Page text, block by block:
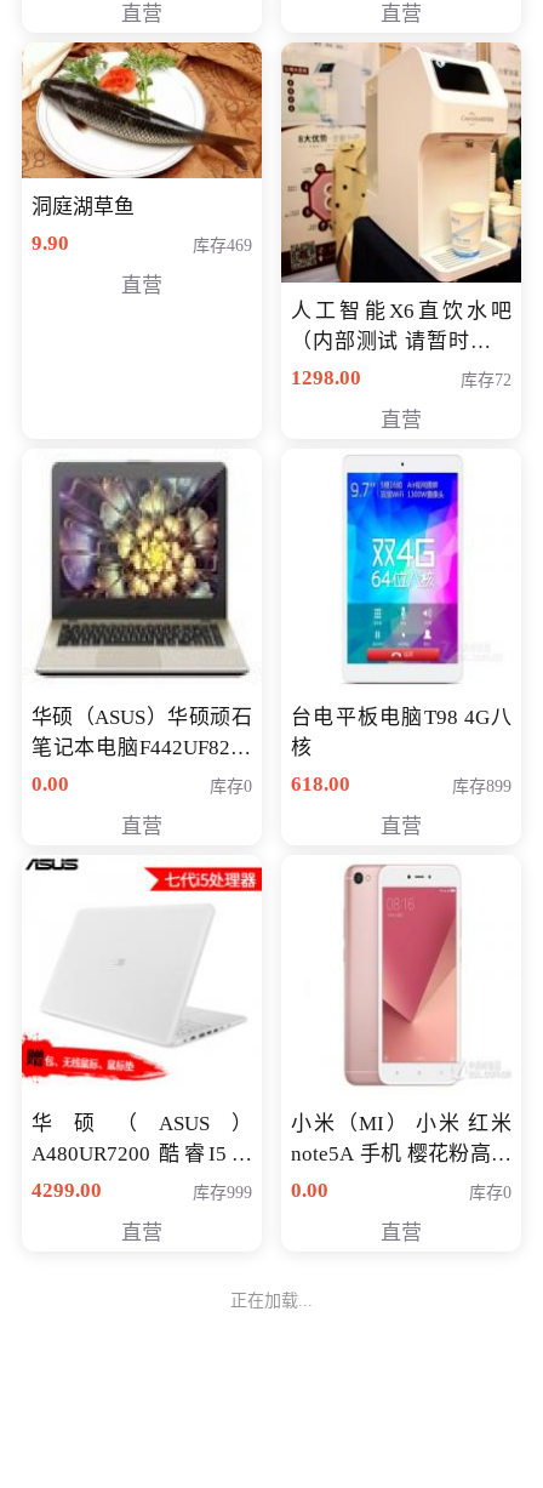
直营 直营
洞庭湖草鱼
9.90
库存469
直营
人工智能X6直饮水吧
（内部测试 请暂时不要
购买）
1298.00 库存72
直营
华硕（ASUS）华硕顽石
笔记本电脑F442UF8250
八代独显轻薄办公商务
0.00 库存0
直营
台电平板电脑T98 4G八
核
618.00
库存899
直营
华硕（ASUS）
A480UR7200 酷睿I5超
薄学生办公游戏独显笔
NV930-2G独
4299.00 库存999
直营
小米（MI） 小米 红米
note5A 手机 樱花粉高配
版 全网通(3G+32G)
0.00 库存0
直营
正在加载...